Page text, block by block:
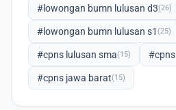
#lowongan bumn lulusan d3(26)
#lowongan bumn lulusan s1 (25)
#cpns lulusan sma(15) #cpns
#cpns jawa barat(15)